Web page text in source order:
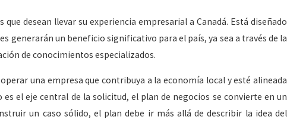
desean llevar su experiencia empresarial a Canadá. Está diseñado
generarán un beneficio significativo para el país, ya sea a través de la
de conocimientos especializados.
una empresa que contribuya a la economía local y esté alineada
el eje central de la solicitud, el plan de negocios se convierte en un
un caso sólido, el plan debe ir más allá de describir la idea del